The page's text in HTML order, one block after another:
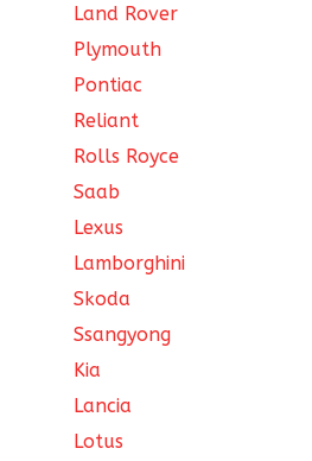
Land Rover
Plymouth
Pontiac
Reliant
Rolls Royce
Saab
Lexus
Lamborghini
Skoda
Ssangyong
Kia
Lancia
Lotus